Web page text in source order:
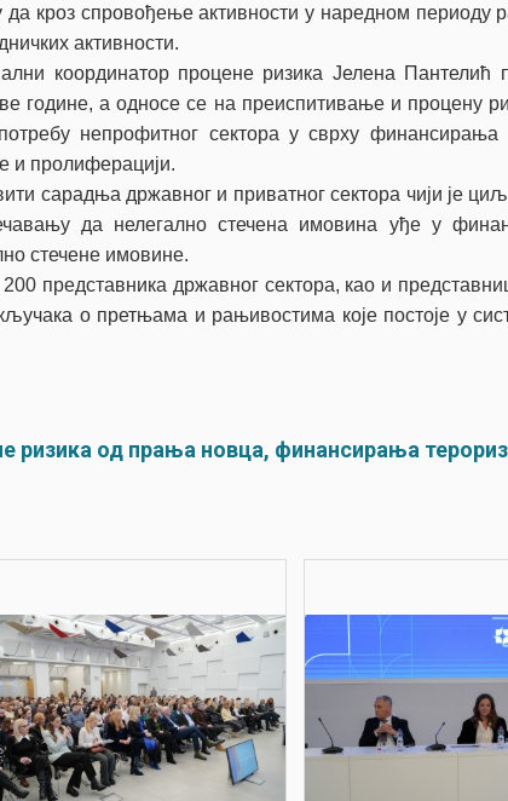
да кроз спровођење активности у наредном
активности.
координатор процене ризика Јелена Пантелић
године, а односе се на преиспитивање и процену
непрофитног сектора у сврху
и пролиферацији.
сарадња државног и приватног сектора чији је
да нелегално стечена имовина уђе у
стечене имовине.
представника државног сектора, као и
о претњама и рањивостима које постоје у
од прања новца, финансирања